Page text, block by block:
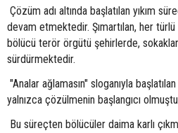
Çözüm adı altında başlatılan yıkım
devam etmektedir. Şımartılan, her türlü
bölücü terör örgütü şehirlerde,
sürdürmektedir.
"Analar ağlamasın" sloganıyla
yalnızca çözülmenin başlangıcı
Bu süreçten bölücüler daima karlı